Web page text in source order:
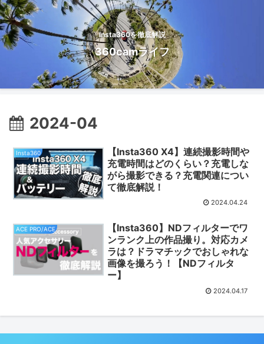
Insta360を徹底解説
360camライフ
2024-04
Insta360
【Insta360 X4】連続撮影時間や
充電時間はどのくらい？充電しな
がら撮影できる？充電関連につい
て徹底解説！
2024.04.24
ACE PRO/ACE
【Insta360】NDフィルターでワ
ンランク上の作品撮り。対応カメ
ラは？ドラマチックでおしゃれな
画像を撮ろう！【NDフィルタ
ー】
2024.04.17